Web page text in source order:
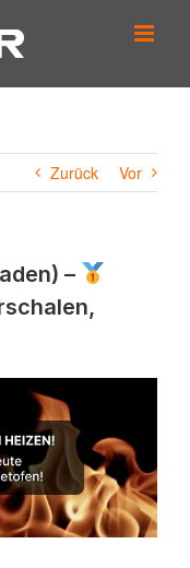
Zurück Vor
–